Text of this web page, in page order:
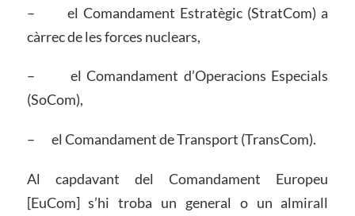
– el Comandament Estratègic (StratCom) a
càrrec de les forces nuclears,
– el Comandament d’Operacions Especials
(SoCom),
– el Comandament de Transport (TransCom).
Al capdavant del Comandament Europeu
[EuCom] s’hi troba un general o un almirall